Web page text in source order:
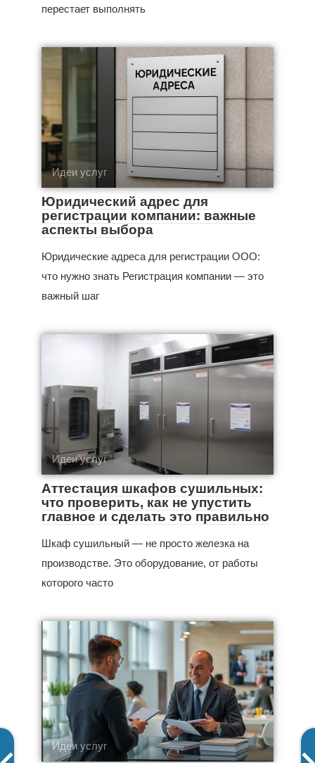
перестает выполнять
Идеи услуг
Юридический адрес для
регистрации компании: важные
аспекты выбора
Юридические адреса для регистрации ООО:
что нужно знать Регистрация компании — это
важный шаг
Идеи услуг
Аттестация шкафов сушильных:
что проверить, как не упустить
главное и сделать это правильно
Шкаф сушильный — не просто железка на
производстве. Это оборудование, от работы
которого часто
Идеи услуг